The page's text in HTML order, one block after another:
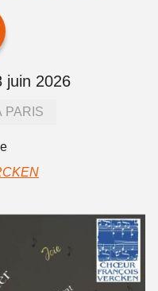
juin 2026
PARIS